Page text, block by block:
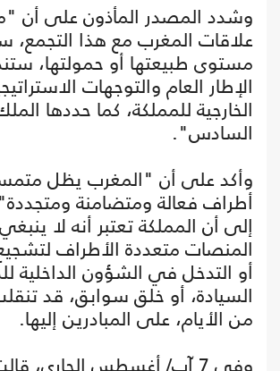
وشدد المصدر المأذون على أن
علاقات المغرب مع هذا التجمع،
مستوى طبيعتها أو حمولتها،
الإطار العام والتوجهات
الخارجية للمملكة، كما حددها
السادس".
وأكد على أن "المغرب يظل
أطراف فعالة ومتضامنة
إلى أن المملكة تعتبر أنه لا
المنصات متعددة الأطراف
أو التدخل في الشؤون الداخلية
السيادة، أو خلق سوابق، قد
من الأيام، على المبادرين إليها.
وفي 7 آب/ أغسطس الجاري،